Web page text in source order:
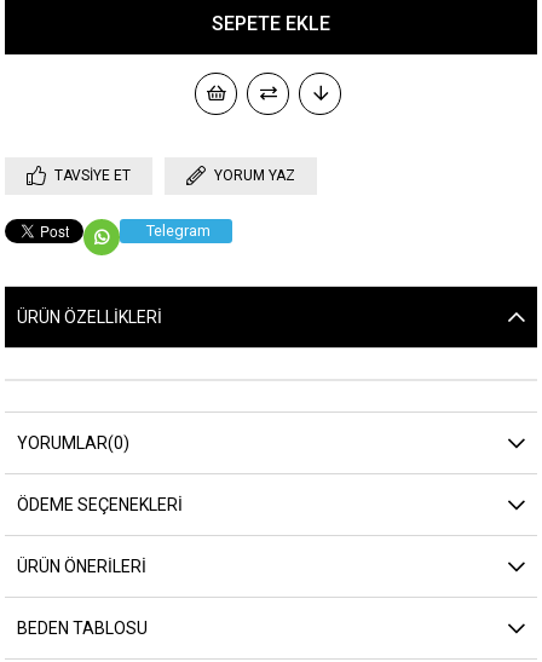
TAVSIYE ET YORUM YAZ
Telegram
ÜRÜN ÖZELLIKLERI
YORUMLAR(0)
ÖDEME SEÇENEKLERI
ÜRÜN ÖNERILERI
BEDEN TABLOSU